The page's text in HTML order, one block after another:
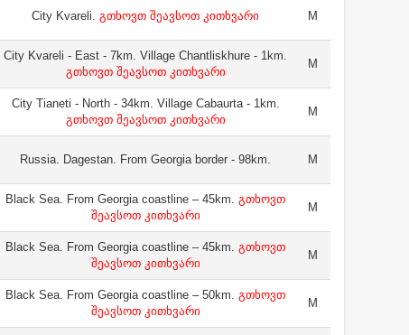
City Kvareli. გთხოვთ შეავსოთ კითხვარი M
City Kvareli - East - 7km. Village Chantliskhure - 1km.
გთხოვთ შეავსოთ კითხვარი
M
City Tianeti - North - 34km. Village Cabaurta - 1km.
გთხოვთ შეავსოთ კითხვარი
M
Russia. Dagestan. From Georgia border - 98km. M
Black Sea. From Georgia coastline – 45km. გთხოვთ
შეავსოთ კითხვარი
M
Black Sea. From Georgia coastline – 45km. გთხოვთ
შეავსოთ კითხვარი
M
Black Sea. From Georgia coastline – 50km. გთხოვთ
შეავსოთ კითხვარი
M